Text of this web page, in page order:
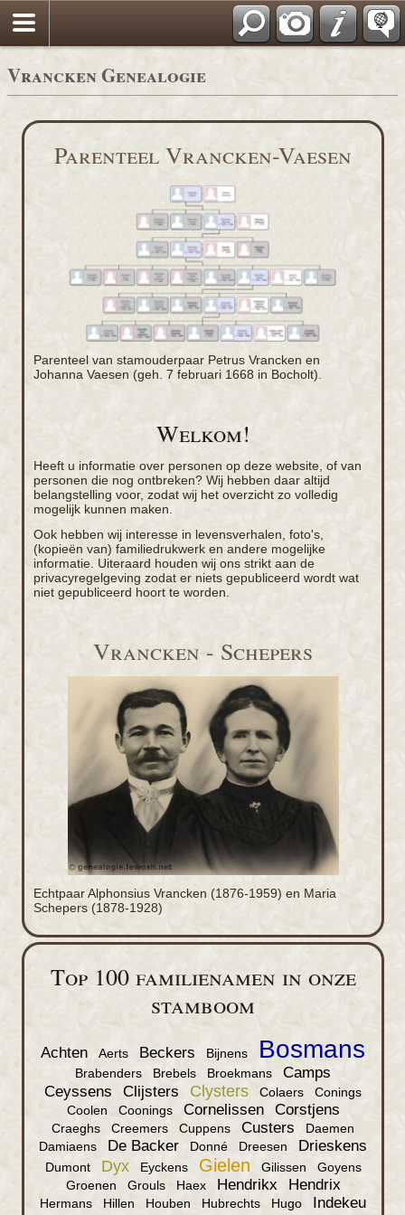
Vrancken Genealogie
Parenteel Vrancken-Vaesen
Parenteel van stamouderpaar Petrus Vrancken en
Johanna Vaesen (geh. 7 februari 1668 in Bocholt).
Welkom!
Heeft u informatie over personen op deze website, of van
personen die nog ontbreken? Wij hebben daar altijd
belangstelling voor, zodat wij het overzicht zo volledig
mogelijk kunnen maken.
Ook hebben wij interesse in levensverhalen, foto's,
(kopieën van) familiedrukwerk en andere mogelijke
informatie. Uiteraard houden wij ons strikt aan de
privacyregelgeving zodat er niets gepubliceerd wordt wat
niet gepubliceerd hoort te worden.
Vrancken - Schepers
Echtpaar Alphonsius Vrancken (1876-1959) en Maria
Schepers (1878-1928)
Top 100 familienamen in onze
stamboom
Achten Aerts Beckers Bijnens Bosmans
Brabenders Brebels Broekmans
Camps
Ceyssens
Clijsters Clysters Colaers
Conings
Coolen
Coonings Cornelissen Corstjens
Craeghs Creemers Cuppens Custers
Daemen
Damiaens
De Backer Donné Dreesen Drieskens
Dumont Dyx Eyckens Gielen Gilissen
Goyens
Groenen
Grouls Haex Hendrikx Hendrix
Hermans Hillen Houben Hubrechts Hugo Indekeu